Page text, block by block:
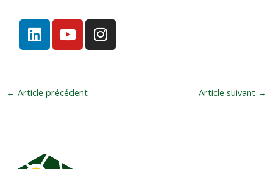
L
i
n
e
d
Y
o
u
u
b
I
n
s
← Article précédent Article suivant →